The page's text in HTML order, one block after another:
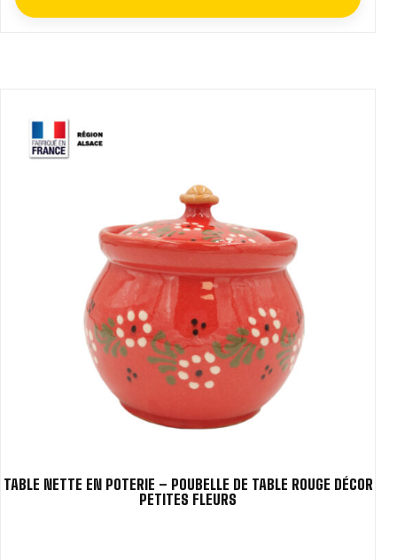
TABLE NETTE EN POTERIE – POUBELLE DE TABLE ROUGE DÉCOR
PETITES FLEURS